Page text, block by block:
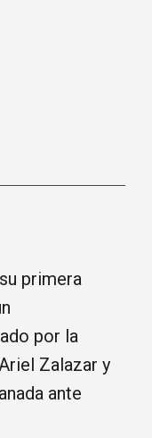
primera
por la
Zalazar y
ante